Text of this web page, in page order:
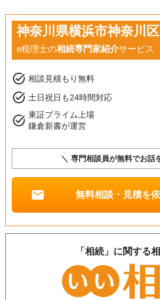
神奈川県横浜市神奈川区
e税理士の相続専門家紹介サービス
task_alt 相談見積もり無料
task_alt 土日祝日も24時間対応
task_alt 東証プライム上場
鎌倉新書が運営
＼ 専門相談員が無料でお話
mail 無料相談・見積を
「相続」に関する